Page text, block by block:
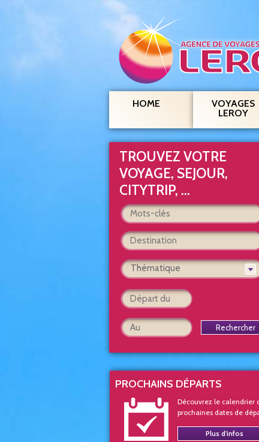
HOME
VOYAGES
LEROY
TROUVEZ VOTRE
VOYAGE, SEJOUR,
CITYTRIP, ...
Thématique
Rechercher
PROCHAINS DÉPARTS
Découvrez le calendrier
prochaines dates de
Plus d'infos